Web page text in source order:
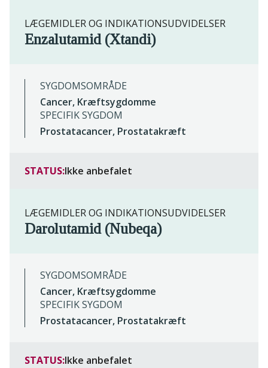
LÆGEMIDLER OG INDIKATIONSUDVIDELSER
Enzalutamid (Xtandi)
SYGDOMSOMRÅDE
Cancer, Kræftsygdomme
SPECIFIK SYGDOM
Prostatacancer, Prostatakræft
STATUS:Ikke anbefalet
LÆGEMIDLER OG INDIKATIONSUDVIDELSER
Darolutamid (Nubeqa)
SYGDOMSOMRÅDE
Cancer, Kræftsygdomme
SPECIFIK SYGDOM
Prostatacancer, Prostatakræft
STATUS:Ikke anbefalet